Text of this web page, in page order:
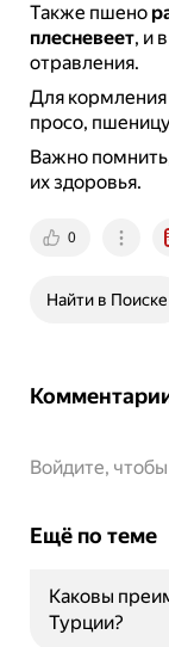
Также пшено
плесневеет, и
отравления.
Для кормления
просо,
Важно
их здоровья.
0
Найти в Поиске
Войдите,
Ещё по теме
Каковы
Турции?